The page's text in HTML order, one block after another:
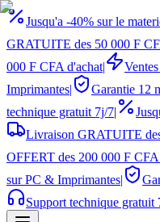
Jusqu'a -40% sur le
GRATUITE des 50 000 F
000 F CFA d'achat|
Imprimantes| Garantie 12
technique gratuit 7j/7|
Livraison GRATUITE
OFFERT des 200 000 F CFA
sur PC & Imprimantes|
Support technique gratuit